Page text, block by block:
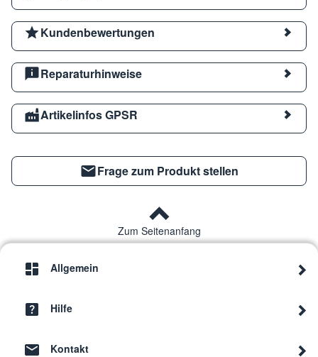
Kundenbewertungen
Reparaturhinweise
Artikelinfos GPSR
Frage zum Produkt stellen
Zum Seitenanfang
Allgemein
Hilfe
Kontakt